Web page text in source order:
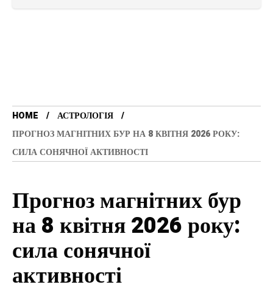
HOME
АСТРОЛОГІЯ
ПРОГНОЗ МАГНІТНИХ БУР НА 8 КВІТНЯ 2026 РОКУ:
СИЛА СОНЯЧНОЇ АКТИВНОСТІ
Прогноз магнітних бур
на 8 квітня 2026 року:
сила сонячної
активності